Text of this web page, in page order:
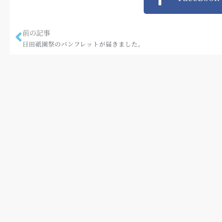
前の記事
日田祇園祭のパンフレットが届きました。